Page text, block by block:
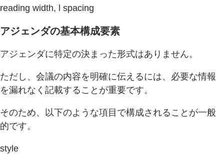
reading width, l spacing
アジェンダの基本構成要素
アジェンダに特定の決まった形式はありません。
ただし、会議の内容を明確に伝えるには、必要な情報
を漏れなく記載することが重要です。
そのため、以下のような項目で構成されることが一般
的です。
style